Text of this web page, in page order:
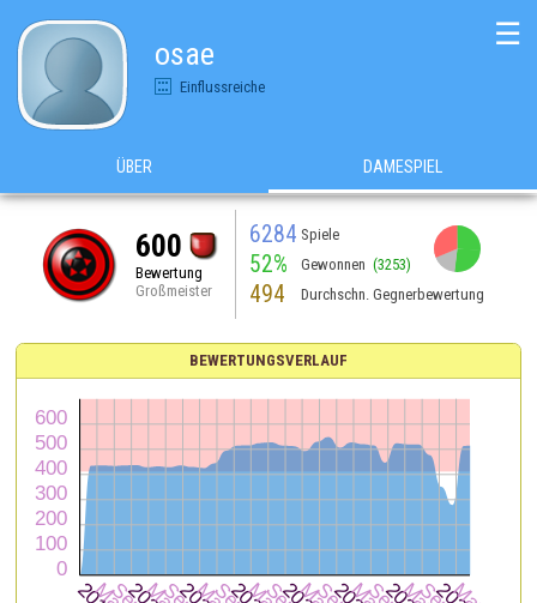
osae
Einflussreiche
☰
ÜBER DAMESPIEL
600
Bewertung
Großmeister
6284 Spiele
52% Gewonnen (3253)
494 Durchschn. Gegnerbewertung
BEWERTUNGSVERLAUF